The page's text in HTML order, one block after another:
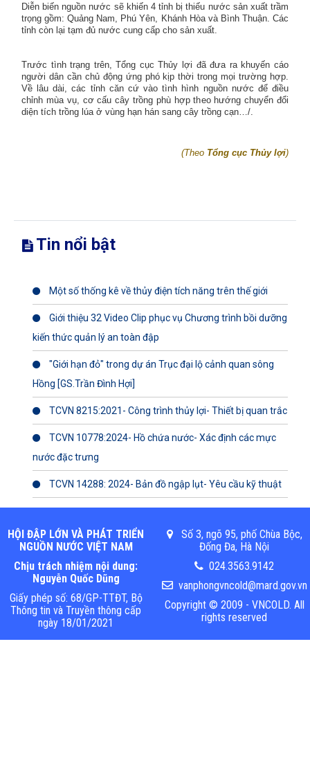
Diễn biến nguồn nước sẽ khiến 4 tỉnh bị thiếu nước sản xuất trầm
trọng gồm: Quảng Nam, Phú Yên, Khánh Hòa và Bình Thuận. Các
tỉnh còn lại tạm đủ nước cung cấp cho sản xuất.
Trước tình trạng trên, Tổng cục Thủy lợi đã đưa ra khuyến cáo
người dân cần chủ động ứng phó kịp thời trong mọi trường hợp.
Về lâu dài, các tỉnh căn cứ vào tình hình nguồn nước để điều
chỉnh mùa vụ, cơ cấu cây trồng phù hợp theo hướng chuyển đổi
diện tích trồng lúa ở vùng hạn hán sang cây trồng cạn…/.
(Theo Tổng cục Thủy lợi)
Tin nổi bật
Một số thống kê về thủy điện tích năng trên thế giới
Giới thiệu 32 Video Clip phục vụ Chương trình bồi dưỡng
kiến thức quản lý an toàn đập
"Giới hạn đỏ" trong dự án Trục đại lộ cảnh quan sông
Hồng [GS.Trần Đình Hợi]
TCVN 8215:2021- Công trình thủy lợi- Thiết bị quan trắc
TCVN 10778:2024- Hồ chứa nước- Xác định các mực
nước đặc trưng
TCVN 14288: 2024- Bản đồ ngập lụt- Yêu cầu kỹ thuật
HỘI ĐẬP LỚN VÀ PHÁT TRIỂN
NGUỒN NƯỚC VIỆT NAM
Chịu trách nhiệm nội dung:
Nguyễn Quốc Dũng
Giấy phép số: 68/GP-TTĐT, Bộ
Thông tin và Truyền thông cấp
ngày 18/01/2021
Số 3, ngõ 95, phố Chùa Bộc,
Đống Đa, Hà Nội
024.3563.9142
vanphongvncold@mard.gov.vn
Copyright © 2009 - VNCOLD. All
rights reserved